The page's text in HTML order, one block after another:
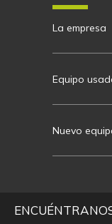
La empresa
Equipo
Nuevo